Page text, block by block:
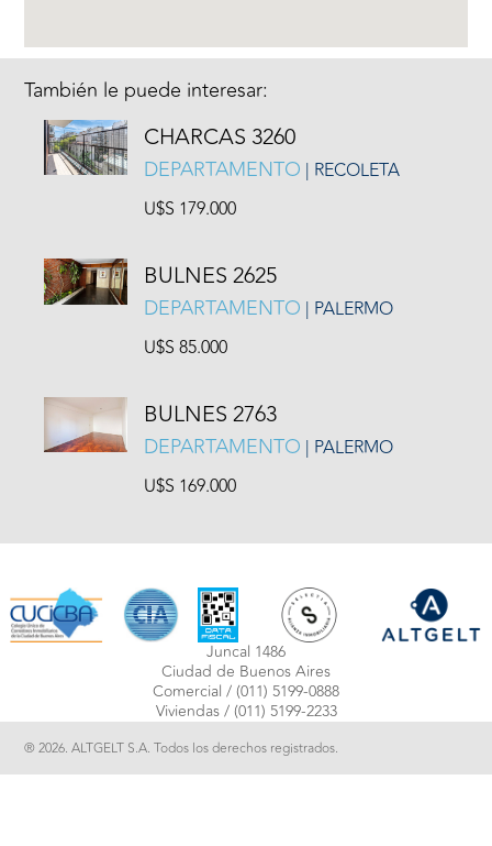
También le puede interesar:
CHARCAS 3260
DEPARTAMENTO | RECOLETA
U$S 179.000
BULNES 2625
DEPARTAMENTO | PALERMO
U$S 85.000
BULNES 2763
DEPARTAMENTO | PALERMO
U$S 169.000
Juncal 1486
Ciudad de Buenos Aires
Comercial /(011) 5199-0888
Viviendas /(011) 5199-2233
® 2026. ALTGELT S.A. Todos los derechos registrados.